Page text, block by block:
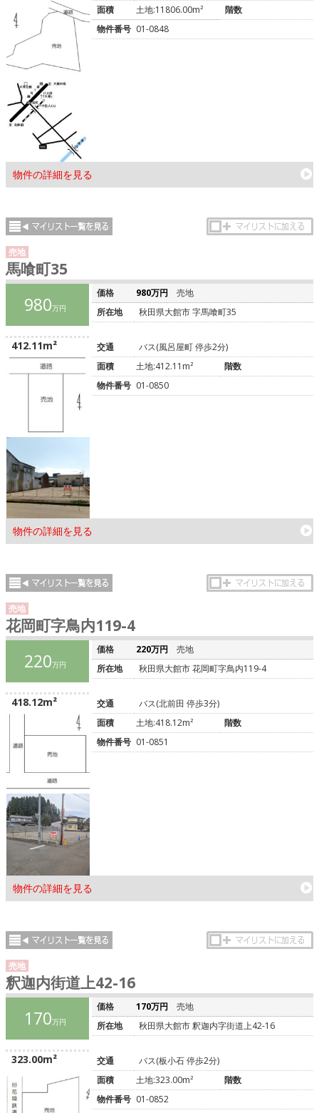
物件の詳細を見る
面積
土地:11806.00m²
階数
物件番号 01-0848
売地
馬喰町35
980万円
412.11m²
物件の詳細を見る
価格 980万円
売地
所在地
秋田県大館市 字馬喰町35
交通
バス(風呂屋町 停歩2分)
面積
土地:412.11m²
階数
物件番号 01-0850
売地
花岡町字鳥内119-4
220万円
418.12m²
物件の詳細を見る
価格 220万円
売地
所在地
秋田県大館市 花岡町字鳥内119-4
交通
バス(北前田 停歩3分)
面積
土地:418.12m²
階数
物件番号 01-0851
売地
釈迦内街道上42-16
170万円
323.00m²
価格 170万円
売地
所在地
秋田県大館市 釈迦内字街道上42-16
交通
バス(板小石 停歩2分)
面積
土地:323.00m²
階数
物件番号 01-0852